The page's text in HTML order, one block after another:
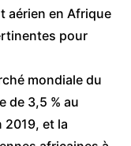
aérien en Afrique
pour
mondiale du
de 3,5 % au
2019, et la